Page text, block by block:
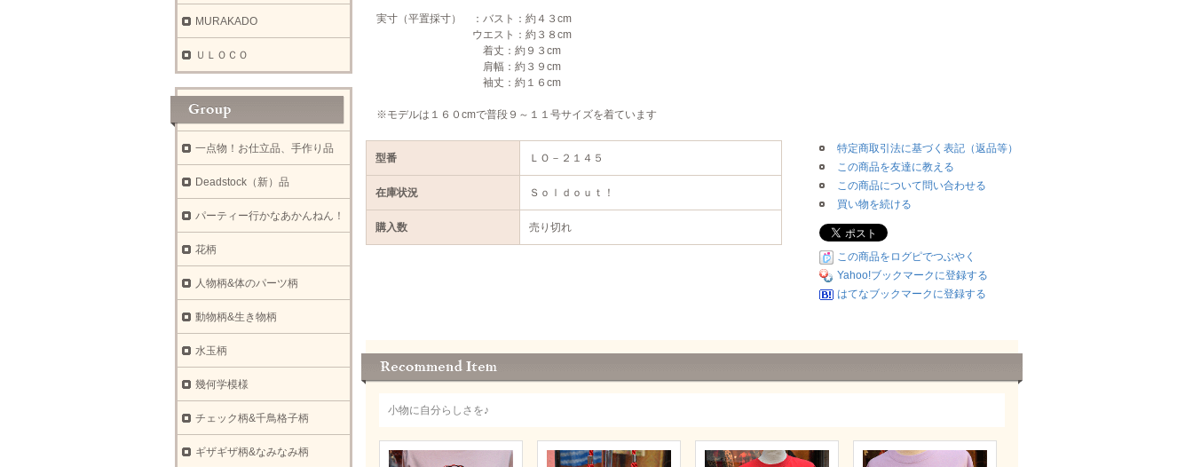
実寸（平置採寸） ：バスト：約４３cm
ウエスト：約３８cm
着丈：約９３cm
肩幅：約３９cm
袖丈：約１６cm
※モデルは１６０cmで普段９～１１号サイズを着ています
型番 ＬＯ－２１４５
在庫状況 Ｓｏｌｄｏｕｔ！
購入数 売り切れ
特定商取引法に基づく表記（返品等）
この商品を友達に教える
この商品について問い合わせる
買い物を続ける
この商品をログピでつぶやく
Yahoo!ブックマークに登録する
はてなブックマークに登録する
小物に自分らしさを♪
MURAKADO
ＵＬＯＣＯ
一点物！お仕立品、手作り品
Deadstock（新）品
パーティー行かなあかんねん！
花柄
人物柄&体のパーツ柄
動物柄&生き物柄
水玉柄
幾何学模様
チェック柄&千鳥格子柄
ギザギザ柄&なみなみ柄